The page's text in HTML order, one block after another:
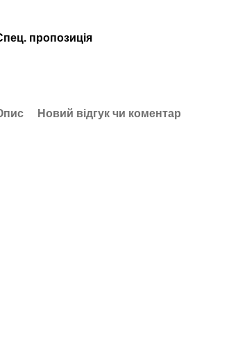
пропозиція
Новий відгук чи коментар